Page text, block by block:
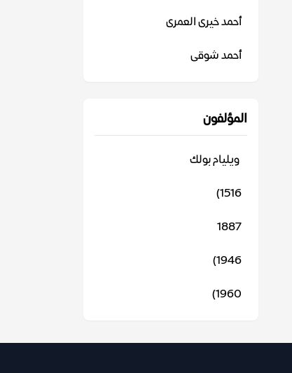
أحمد خيرى العمرى
أحمد شوقى
المؤلفون
‬ ويليام بولك
1516)
1887
1946)
1960)